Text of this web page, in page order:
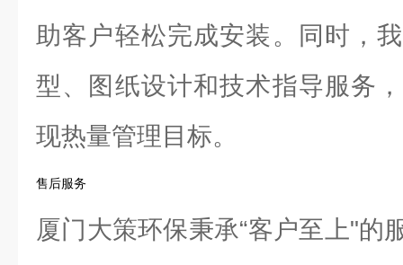
助客户轻松完成安装。同时，
型、图纸设计和技术指导服务
现热量管理目标。
售后服务
厦门大策环保秉承“客户至上"的